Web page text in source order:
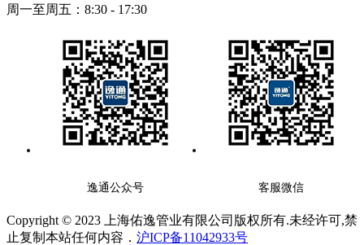
周一至周五：8:30 - 17:30
逸通公众号 客服微信
Copyright © 2023 上海佑逸管业有限公司版权所有.未经许可,禁
止复制本站任何内容． 沪ICP备11042933号